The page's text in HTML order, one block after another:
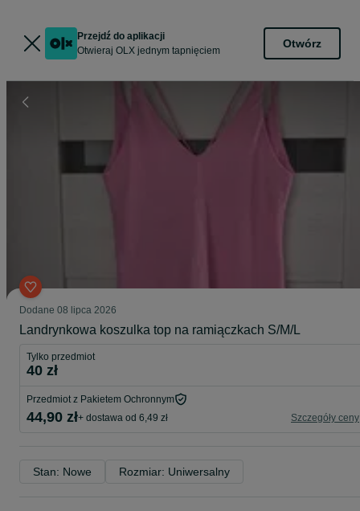
Przejdź do aplikacji
Otwieraj OLX jednym tapnięciem
Otwórz
Dodane 08 lipca 2026
Landrynkowa koszulka top na ramiączkach S/M/L
Tylko przedmiot
40 zł
Przedmiot z Pakietem Ochronnym
44,90 zł+ dostawa od 6,49 zł Szczegóły ceny
Stan: Nowe Rozmiar: Uniwersalny